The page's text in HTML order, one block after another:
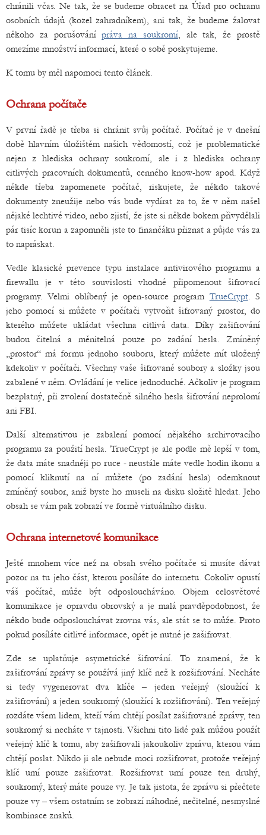
chránili včas. Ne tak, že se budeme obracet na Úřad pro ochranu
osobních údajů (kozel zahradníkem), ani tak, že budeme žalovat
někoho za porušovánípráva na soukromí, ale tak, že prostě
omezíme množství informací, které o sobě poskytujeme.
K tomu by měl napomoci tento článek.
Ochrana počítače
V první řadě je třeba si chránit svůj počítač. Počítač je v dnešní
době hlavním úložištěm našich vědomostí, což je problematické
nejen z hlediska ochrany soukromí, ale i z hlediska ochrany
citlivých pracovních dokumentů, cenného know-how apod. Když
někde třeba zapomenete počítač, riskujete, že někdo takové
dokumenty zneužije nebo vás bude vydírat za to, že v něm našel
nějaké lechtivé video, nebo zjistí, že jste si někde bokem přivydělali
pár tisíc korun a zapomněli jste to finančáku přiznat a půjde vás za
to napráskat.
Vedle klasické prevence typu instalace antivirového programu a
firewallu je v této souvislosti vhodné připomenout šifrovací
programy. Velmi oblíbený je open-source program TrueCrypt. S
jeho pomocí si můžete v počítači vytvořit šifrovaný prostor, do
kterého můžete ukládat všechna citlivá data. Díky zašifrování
budou čitelná a měnitelná pouze po zadání hesla. Zmíněný
„prostor“ má formu jednoho souboru, který můžete mít uložený
kdekoliv v počítači. Všechny vaše šifrované soubory a složky jsou
zabalené v něm. Ovládání je velice jednoduché. Ačkoliv je program
bezplatný, při zvolení dostatečně silného hesla šifrování neprolomí
ani FBI.
Další alternativou je zabalení pomocí nějakého archivovacího
programu za použití hesla. TrueCrypt je ale podle mě lepší v tom,
že data máte snadněji po ruce - neustále máte vedle hodin ikonu a
pomocí kliknutí na ní můžete (po zadání hesla) odemknout
zmíněný soubor, aniž byste ho museli na disku složitě hledat. Jeho
obsah se vám pak zobrazí ve formě virtuálního disku.
Ochrana internetové komunikace
Ještě mnohem více než na obsah svého počítače si musíte dávat
pozor na tu jeho část, kterou posíláte do internetu. Cokoliv opustí
váš počítač, může být odposloucháváno. Objem celosvětové
komunikace je opravdu obrovský a je malá pravděpodobnost, že
někdo bude odposlouchávat zrovna vás, ale stát se to může. Proto
pokud posíláte citlivé informace, opět je nutné je zašifrovat.
Zde se uplatňuje asymetrické šifrování. To znamená, že k
zašifrování zprávy se používá jiný klíč než k rozšifrování. Necháte
si tedy vygenerovat dva klíče – jeden veřejný (sloužící k
zašifrování) a jeden soukromý (sloužící k rozšifrování). Ten veřejný
rozdáte všem lidem, kteří vám chtějí posílat zašifrované zprávy, ten
soukromý si necháte v tajnosti. Všichni tito lidé pak můžou použít
veřejný klíč k tomu, aby zašifrovali jakoukoliv zprávu, kterou vám
chtějí poslat. Nikdo ji ale nebude moci rozšifrovat, protože veřejný
klíč umí pouze zašifrovat. Rozšifrovat umí pouze ten druhý,
soukromý, který máte pouze vy. Je tak jistota, že zprávu si přečtete
pouze vy – všem ostatním se zobrazí náhodné, nečitelné, nesmyslné
kombinace znaků.